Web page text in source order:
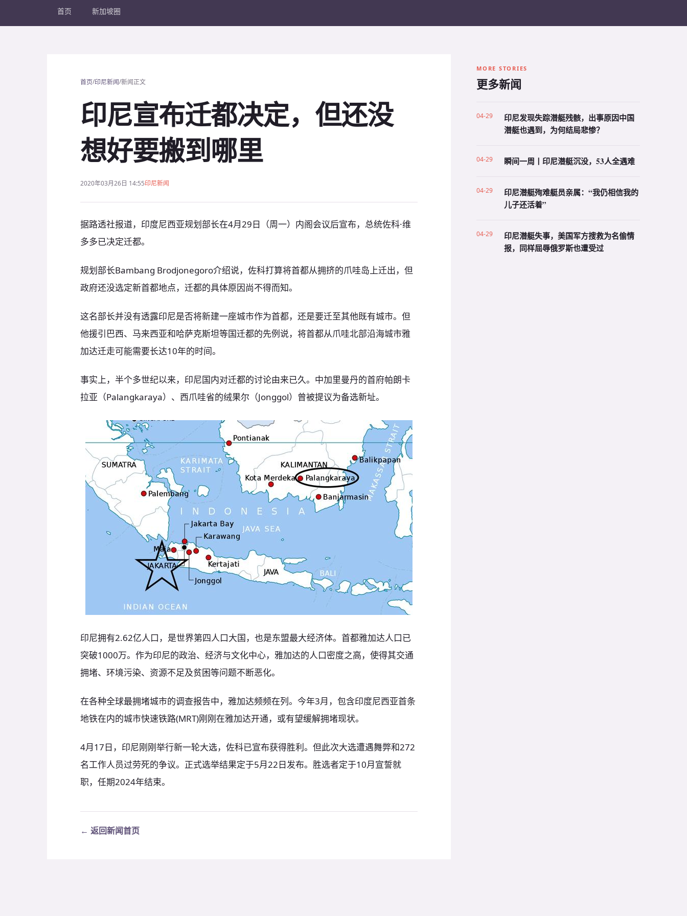
首页 新加坡圈
首页/印尼新闻/新闻正文
印尼宣布迁都决定，但还没
想好要搬到哪里
2020年03月26日 14:55印尼新闻
据路透社报道，印度尼西亚规划部长在4月29日（周一）内阁会议后宣布，总统佐科·维
多多已决定迁都。
规划部长Bambang Brodjonegoro介绍说，佐科打算将首都从拥挤的爪哇岛上迁出，但
政府还没选定新首都地点，迁都的具体原因尚不得而知。
这名部长并没有透露印尼是否将新建一座城市作为首都，还是要迁至其他既有城市。但
他援引巴西、马来西亚和哈萨克斯坦等国迁都的先例说，将首都从爪哇北部沿海城市雅
加达迁走可能需要长达10年的时间。
事实上，半个多世纪以来，印尼国内对迁都的讨论由来已久。中加里曼丹的首府帕朗卡
拉亚（Palangkaraya）、西爪哇省的绒果尔（Jonggol）曾被提议为备选新址。
印尼拥有2.62亿人口，是世界第四人口大国，也是东盟最大经济体。首都雅加达人口已
突破1000万。作为印尼的政治、经济与文化中心，雅加达的人口密度之高，使得其交通
拥堵、环境污染、资源不足及贫困等问题不断恶化。
在各种全球最拥堵城市的调查报告中，雅加达频频在列。今年3月，包含印度尼西亚首条
地铁在内的城市快速铁路(MRT)刚刚在雅加达开通，或有望缓解拥堵现状。
4月17日，印尼刚刚举行新一轮大选，佐科已宣布获得胜利。但此次大选遭遇舞弊和272
名工作人员过劳死的争议。正式选举结果定于5月22日发布。胜选者定于10月宣誓就
职，任期2024年结束。
← 返回新闻首页
MORE STORIES
更多新闻
04-29
印尼发现失踪潜艇残骸，出事原因中国
潜艇也遇到，为何结局悲惨？
04-29 瞬间一周丨印尼潜艇沉没，53人全遇难
04-29
印尼潜艇殉难艇员亲属：“我仍相信我的
儿子还活着”
04-29
印尼潜艇失事，美国军方搜救为名偷情
报，同样屈辱俄罗斯也遭受过